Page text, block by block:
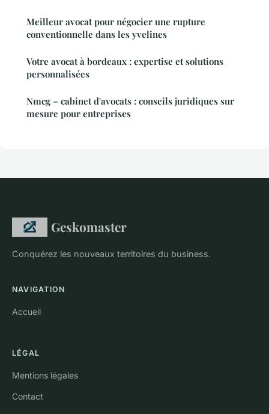
Meilleur avocat pour négocier une rupture
conventionnelle dans les yvelines
Votre avocat à bordeaux : expertise et solutions
personnalisées
Nmcg – cabinet d'avocats : conseils juridiques sur
mesure pour entreprises
Geskomaster
Conquérez les nouveaux territoires du business.
NAVIGATION
Accueil
LÉGAL
Mentions légales
Contact